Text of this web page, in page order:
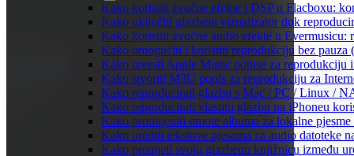
Kako koristiti zvučne efekte i DSP u Flacboxu:
Kako uključiti glazbeni vizualizator dok
Kako koristiti zvučne audio efekte u Evermusicu:
Kako omogućiti i koristiti reprodukciju bez pauza
Kako izvesti Apple Music popise za reprodukciju
Kako stvoriti M3U popis za reprodukciju za
Kako reproducirati glazbu s Mac / PC / Linux /
Kako reproducirati vlastitu glazbu na iPhoneu
Kako promijeniti omote albuma za lokalne
Kako urediti tekstove pjesama za audio datoteke
Kako prenijeti svoju glazbenu knjižnicu između